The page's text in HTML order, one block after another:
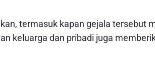
termasuk kapan gejala tersebut
keluarga dan pribadi juga